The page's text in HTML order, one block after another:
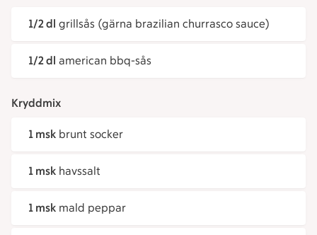
1/2 dl grillsås (gärna brazilian churrasco sauce)
1/2 dl american bbq-sås
Kryddmix
1 msk brunt socker
1 msk havssalt
1 msk mald peppar